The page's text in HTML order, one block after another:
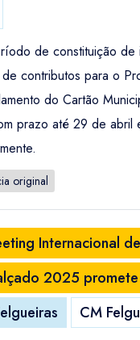
de constituição de
contributos para o
do Cartão
prazo até 29 de abril
original
Internacional
2025
CM